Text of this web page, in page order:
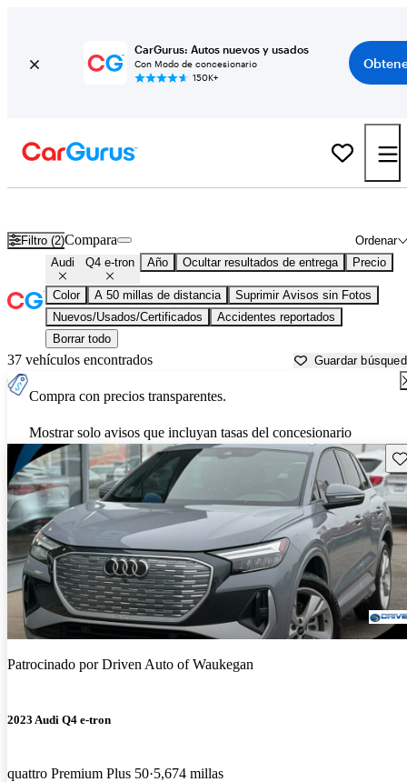
CarGurus: Autos nuevos y usados
Con Modo de concesionario
150K+
Filtro (2) Ordenar
Compara
Audi Q4 e-tron Año Ocultar resultados de entrega Precio
Color A 50 millas de distancia
Suprimir Avisos sin Fotos
Nuevos/Usados/Certificados
Accidentes reportados
Borrar todo
37 vehículos encontrados Guardar
Compra con precios transparentes.
Mostrar solo avisos que incluyan tasas del concesionario
Patrocinado porDriven Auto of Waukegan
2023 Audi Q4 e-tron
quattro Premium Plus 50 5,674 millas